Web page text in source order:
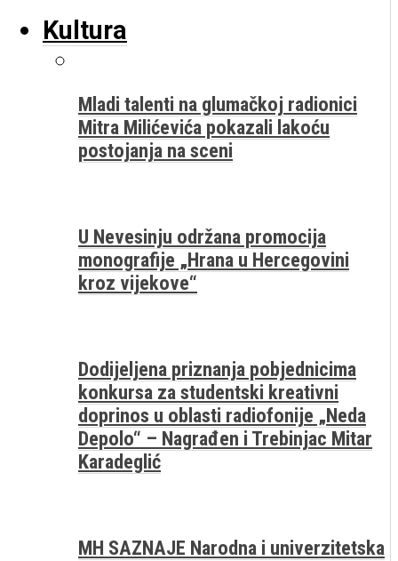
Kultura
Mladi talenti na glumačkoj radionici
Mitra Milićevića pokazali lakoću
postojanja na sceni
U Nevesinju održana promocija
monografije „Hrana u Hercegovini
kroz vijekove“
Dodijeljena priznanja pobjednicima
konkursa za studentski kreativni
doprinos u oblasti radiofonije „Neda
Depolo“ – Nagrađen i Trebinjac Mitar
Karadeglić
MH SAZNAJE Narodna i univerzitetska